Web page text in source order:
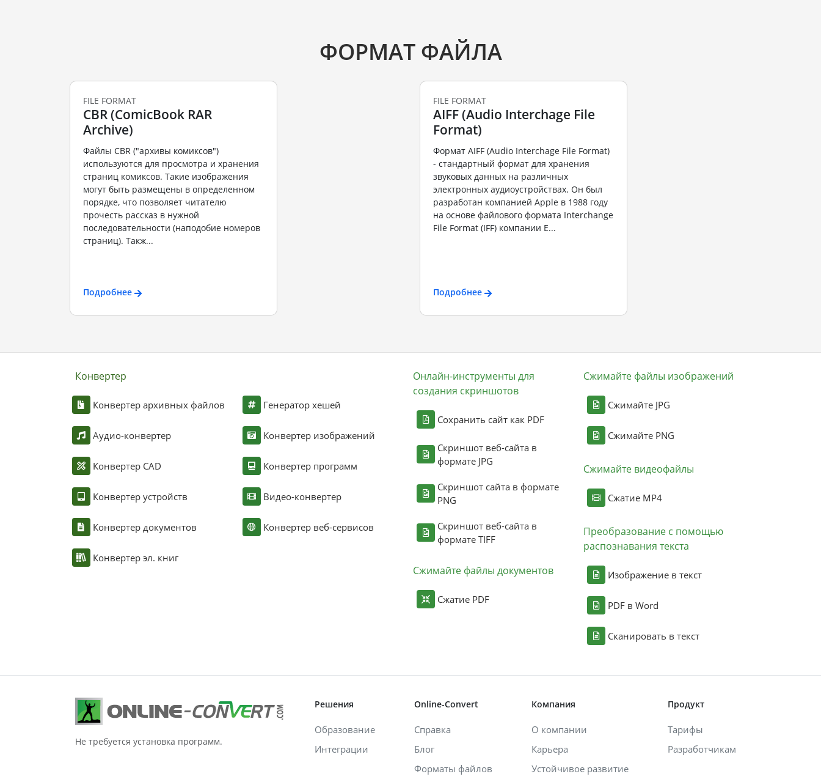
ФОРМАТ ФАЙЛА
FILE FORMAT
CBR (ComicBook RAR
Archive)
Файлы CBR ("архивы комиксов")
используются для просмотра и хранения
страниц комиксов. Такие изображения
могут быть размещены в определенном
порядке, что позволяет читателю
прочесть рассказ в нужной
последовательности (наподобие номеров
страниц). Такж...
Подробнее
FILE FORMAT
AIFF (Audio Interchage File
Format)
Формат AIFF (Audio Interchage File Format)
- стандартный формат для хранения
звуковых данных на различных
электронных аудиоустройствах. Он был
разработан компанией Apple в 1988 году
на основе файлового формата Interchange
File Format (IFF) компании E...
Подробнее
Конвертер
Конвертер архивных файлов
Аудио-конвертер
Конвертер CAD
Конвертер устройств
Конвертер документов
Конвертер эл. книг
Генератор хешей
Конвертер изображений
Конвертер программ
Видео-конвертер
Конвертер веб-сервисов
Онлайн-инструменты для
создания скриншотов
Сохранить сайт как PDF
Скриншот веб-сайта в
формате JPG
Скриншот сайта в формате
PNG
Скриншот веб-сайта в
формате TIFF
Сжимайте файлы документов
Сжатие PDF
Сжимайте файлы изображений
Сжимайте JPG
Сжимайте PNG
Сжимайте видеофайлы
Сжатие MP4
Преобразование с помощью
распознавания текста
Изображение в текст
PDF в Word
Сканировать в текст
Не требуется установка программ.
Решения
Образование
Интеграции
Online-Convert
Справка
Блог
Форматы файлов
Компания
О компании
Карьера
Устойчивое развитие
Продукт
Тарифы
Разработчикам